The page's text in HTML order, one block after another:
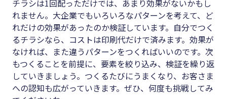
チラシは1回配っただけでは、あまり効果がないかもし
れません。大企業でもいろいろなパターンを考えて、ど
れだけの効果があったのか検証しています。自分でつく
るチラシなら、コストは印刷代だけで済みます。効果が
なければ、また違うパターンをつくればいいのです。次
もつくることを前提に、要素を絞り込み、検証を繰り返
していきましょう。つくるたびにうまくなり、お客さま
への認知も広がっていきます。ぜひ、何度も挑戦してみ